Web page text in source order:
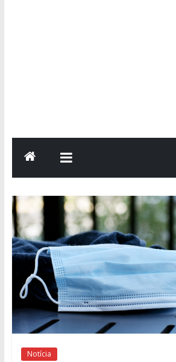
Notícia